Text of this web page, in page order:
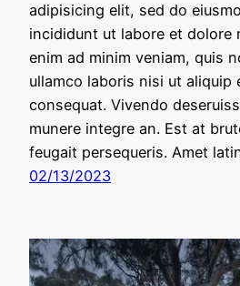
adipisicing elit, sed do
incididunt ut labore et dolore
enim ad minim veniam, quis
ullamco laboris nisi ut aliquip
consequat. Vivendo
munere integre an. Est at
feugait persequeris. Amet
02/13/2023